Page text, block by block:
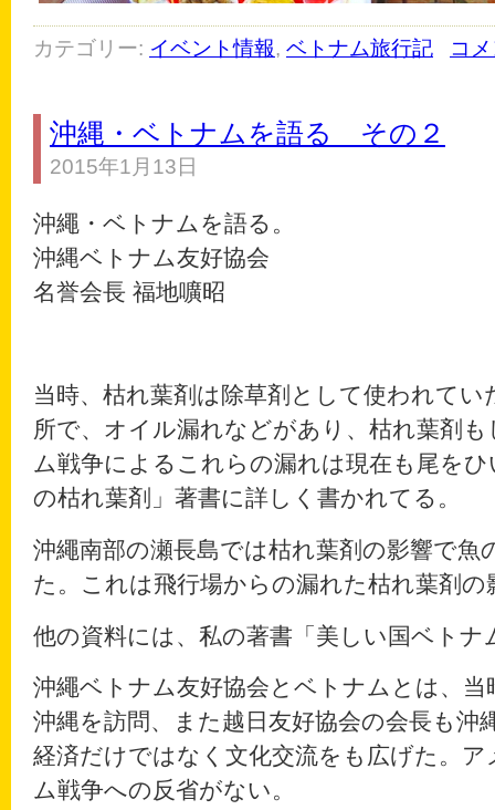
カテゴリー: イベント情報, ベトナム旅行記 コ
沖縄・ベトナムを語る その２
2015年1月13日
沖繩・ベトナムを語る。
沖縄ベトナム友好協会
名誉会長 福地嚝昭
当時、枯れ葉剤は除草剤として使われて
所で、オイル漏れなどがあり、枯れ葉剤
ム戦争によるこれらの漏れは現在も尾を
の枯れ葉剤」著書に詳しく書かれてる。
沖繩南部の瀬長島では枯れ葉剤の影響で魚
た。これは飛行場からの漏れた枯れ葉剤の
他の資料には、私の著書「美しい国ベト
沖繩ベトナム友好協会とベトナムとは、
沖縄を訪問、また越日友好協会の会長も沖
経済だけではなく文化交流をも広げた。
ム戦争への反省がない。